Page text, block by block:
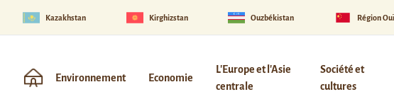
Kazakhstan Kirghizstan Ouzbékistan Région
Environnement Economie
L'Europe et l'Asie
centrale
Société et
cultures